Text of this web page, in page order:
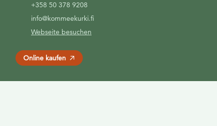
+358 50 378 9208
info@kommeekurki.fi
Webseite besuchen
Online kaufen